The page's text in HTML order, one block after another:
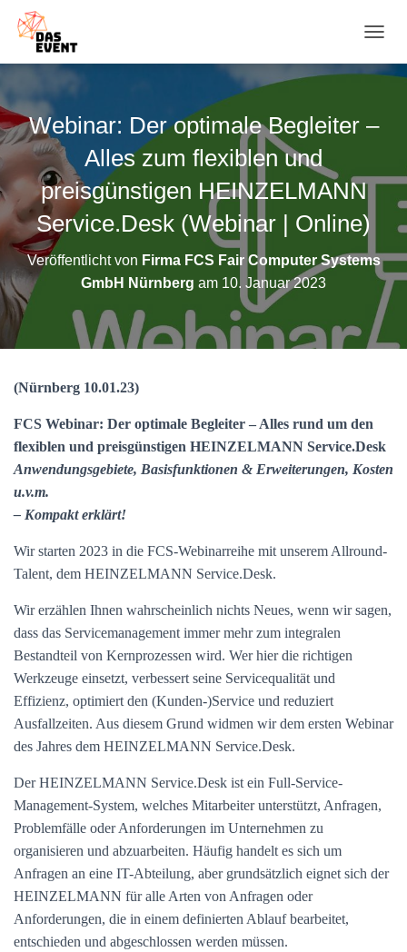
A
A
O
S
C
A
L
T
Webinar: Der optimale Begleiter –
Alles zum flexiblen und
preisgünstigen HEINZELMANN
Service.Desk (Webinar | Online)
Veröffentlicht von Firma FCS Fair Computer Systems
GmbH Nürnberg am 10. Januar 2023
(Nürnberg 10.01.23)
FCS Webinar: Der optimale Begleiter – Alles rund um den
flexiblen und preisgünstigen HEINZELMANN Service.Desk
Anwendungsgebiete, Basisfunktionen & Erweiterungen, Kosten
u.v.m.
– Kompakt erklärt!
Wir starten 2023 in die FCS-Webinarreihe mit unserem Allround-
Talent, dem HEINZELMANN Service.Desk.
Wir erzählen Ihnen wahrscheinlich nichts Neues, wenn wir sagen,
dass das Servicemanagement immer mehr zum integralen
Bestandteil von Kernprozessen wird. Wer hier die richtigen
Werkzeuge einsetzt, verbessert seine Servicequalität und
Effizienz, optimiert den (Kunden-)Service und reduziert
Ausfallzeiten. Aus diesem Grund widmen wir dem ersten Webinar
des Jahres dem HEINZELMANN Service.Desk.
Der HEINZELMANN Service.Desk ist ein Full-Service-
Management-System, welches Mitarbeiter unterstützt, Anfragen,
Problemfälle oder Anforderungen im Unternehmen zu
organisieren und abzuarbeiten. Häufig handelt es sich um
Anfragen an eine IT-Abteilung, aber grundsätzlich eignet sich der
HEINZELMANN für alle Arten von Anfragen oder
Anforderungen, die in einem definierten Ablauf bearbeitet,
entschieden und abgeschlossen werden müssen.